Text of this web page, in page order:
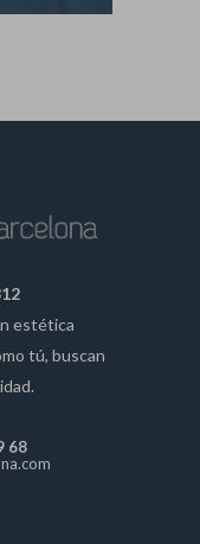
estética
tú, buscan
68